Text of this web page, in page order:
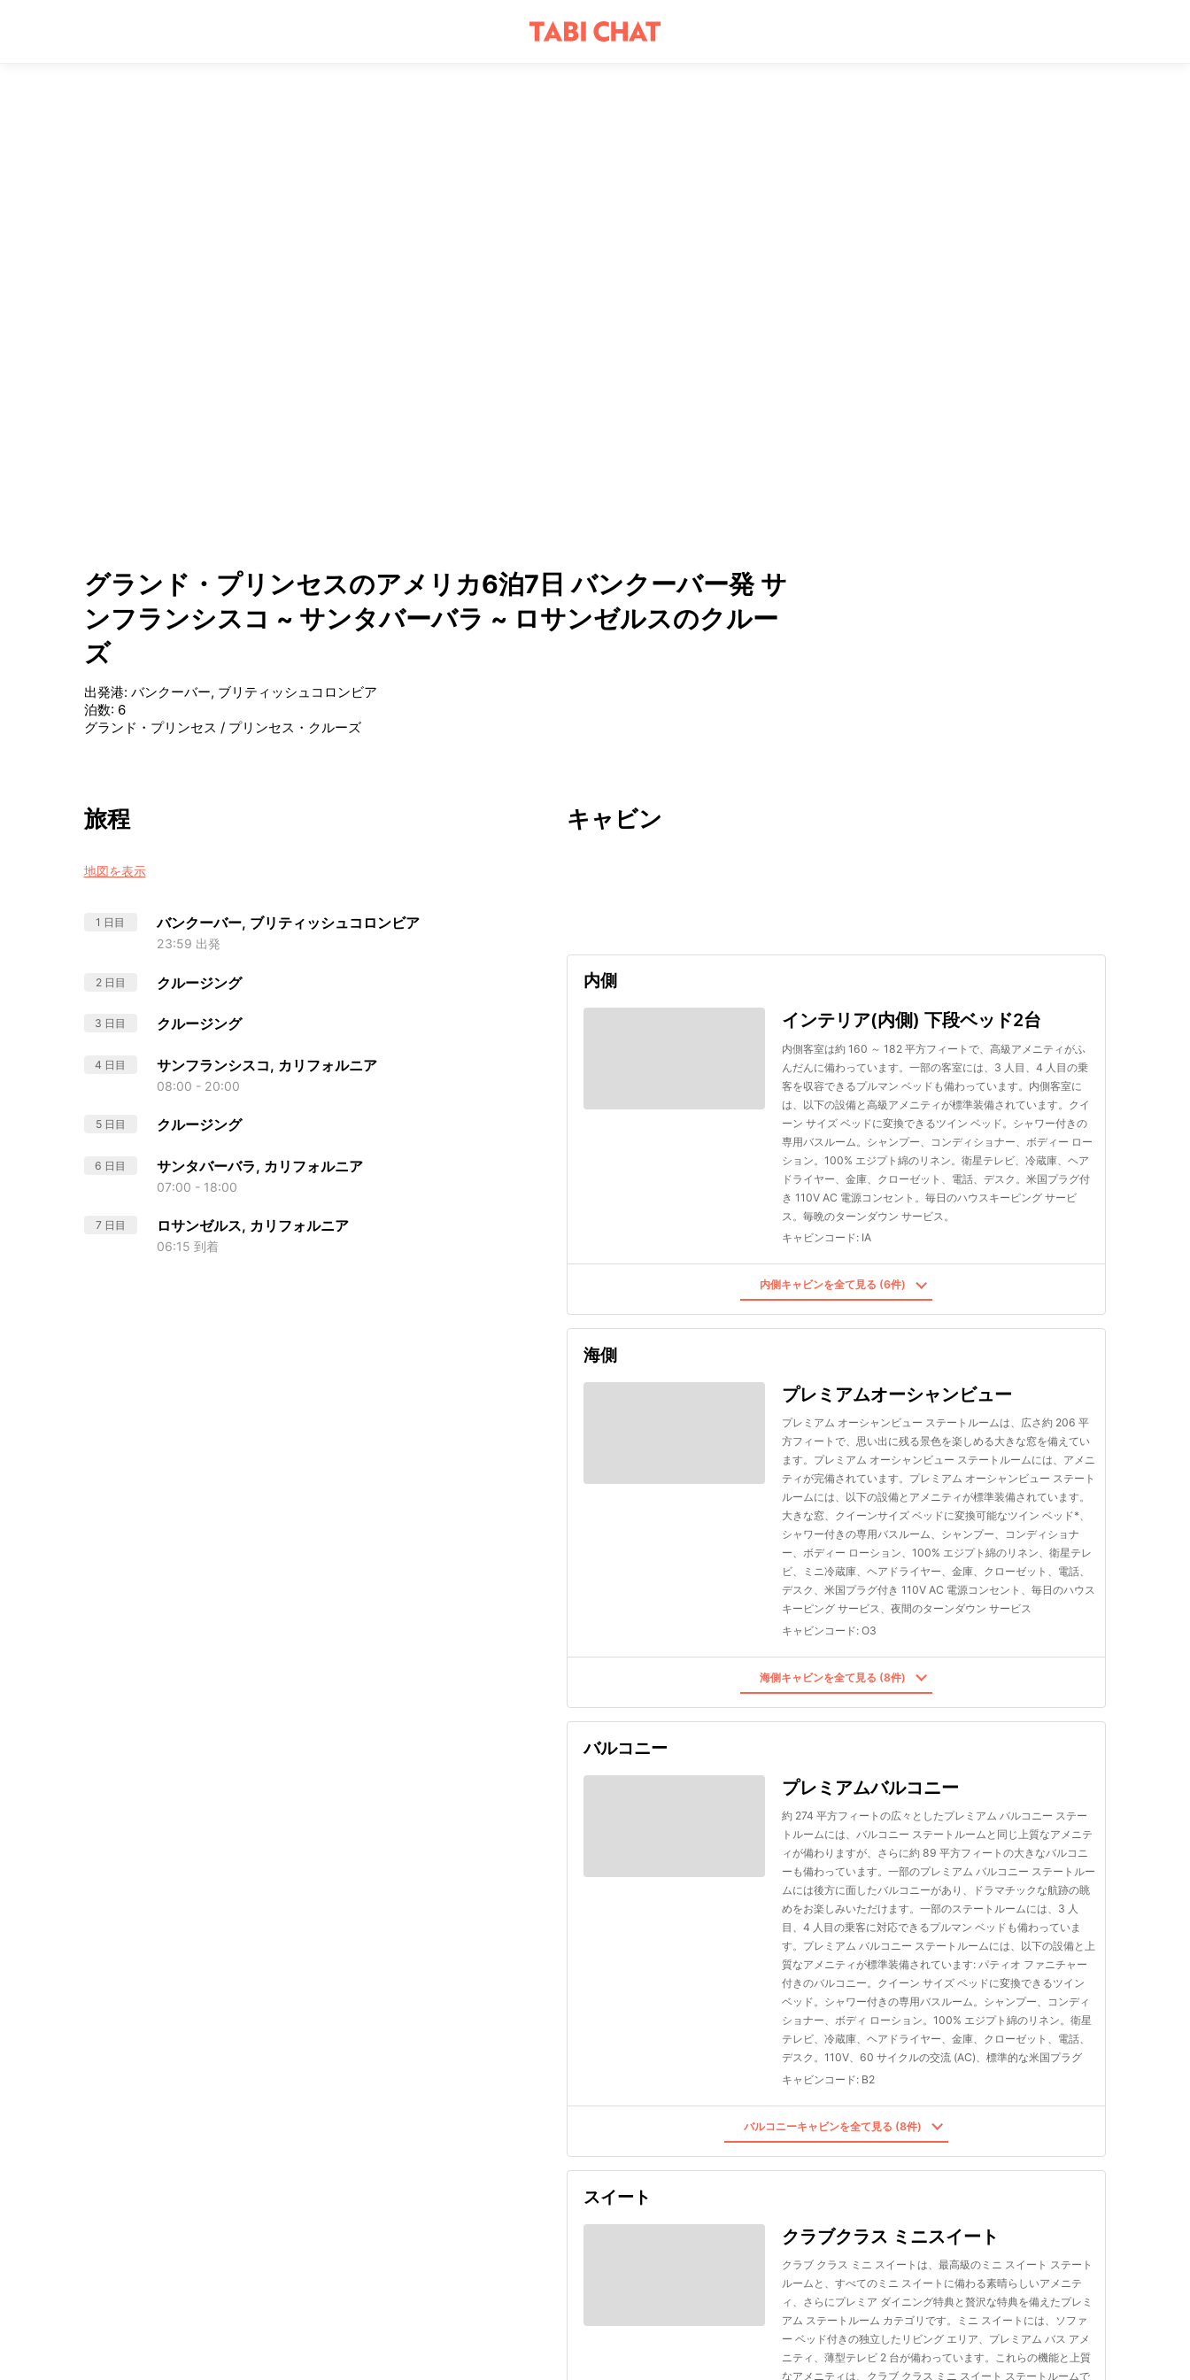
グランド・プリンセスのアメリカ6泊7日 バンクーバー発 サ
ンフランシスコ ~ サンタバーバラ ~ ロサンゼルスのクルー
ズ
出発港: バンクーバー, ブリティッシュコロンビア
泊数: 6
グランド・プリンセス / プリンセス・クルーズ
旅程
地図を表示
1 日目 バンクーバー, ブリティッシュコロンビア
23:59 出発
2 日目 クルージング
3 日目 クルージング
4 日目 サンフランシスコ, カリフォルニア
08:00 - 20:00
5 日目 クルージング
6 日目 サンタバーバラ, カリフォルニア
07:00 - 18:00
7 日目 ロサンゼルス, カリフォルニア
06:15 到着
キャビン
内側
インテリア(内側) 下段ベッド2台
内側客室は約 160 ～ 182 平方フィートで、高級アメニティがふ
んだんに備わっています。一部の客室には、3 人目、4 人目の乗
客を収容できるプルマン ベッドも備わっています。内側客室に
は、以下の設備と高級アメニティが標準装備されています。クイ
ーン サイズ ベッドに変換できるツイン ベッド。シャワー付きの
専用バスルーム。シャンプー、コンディショナー、ボディー ロー
ション。100% エジプト綿のリネン。衛星テレビ、冷蔵庫、ヘア
ドライヤー、金庫、クローゼット、電話、デスク。米国プラグ付
き 110V AC 電源コンセント。毎日のハウスキーピング サービ
ス。毎晩のターンダウン サービス。
キャビンコード: IA
内側キャビンを全て見る (6件)
海側
プレミアムオーシャンビュー
プレミアム オーシャンビュー ステートルームは、広さ約 206 平
方フィートで、思い出に残る景色を楽しめる大きな窓を備えてい
ます。プレミアム オーシャンビュー ステートルームには、アメニ
ティが完備されています。プレミアム オーシャンビュー ステート
ルームには、以下の設備とアメニティが標準装備されています。
大きな窓、クイーンサイズ ベッドに変換可能なツイン ベッド*、
シャワー付きの専用バスルーム、シャンプー、コンディショナ
ー、ボディー ローション、100% エジプト綿のリネン、衛星テレ
ビ、ミニ冷蔵庫、ヘアドライヤー、金庫、クローゼット、電話、
デスク、米国プラグ付き 110V AC 電源コンセント、毎日のハウス
キーピング サービス、夜間のターンダウン サービス
キャビンコード: O3
海側キャビンを全て見る (8件)
バルコニー
プレミアムバルコニー
約 274 平方フィートの広々としたプレミアム バルコニー ステー
トルームには、バルコニー ステートルームと同じ上質なアメニテ
ィが備わりますが、さらに約 89 平方フィートの大きなバルコニ
ーも備わっています。一部のプレミアム バルコニー ステートルー
ムには後方に面したバルコニーがあり、ドラマチックな航跡の眺
めをお楽しみいただけます。一部のステートルームには、3 人
目、4 人目の乗客に対応できるプルマン ベッドも備わっていま
す。プレミアム バルコニー ステートルームには、以下の設備と上
質なアメニティが標準装備されています: パティオ ファニチャー
付きのバルコニー。クイーン サイズ ベッドに変換できるツイン
ベッド。シャワー付きの専用バスルーム。シャンプー、コンディ
ショナー、ボディ ローション。100% エジプト綿のリネン。衛星
テレビ、冷蔵庫、ヘアドライヤー、金庫、クローゼット、電話、
デスク。110V、60 サイクルの交流 (AC)、標準的な米国プラグ
キャビンコード: B2
バルコニーキャビンを全て見る (8件)
スイート
クラブクラス ミニスイート
クラブ クラス ミニ スイートは、最高級のミニ スイート ステート
ルームと、すべてのミニ スイートに備わる素晴らしいアメニテ
ィ、さらにプレミア ダイニング特典と贅沢な特典を備えたプレミ
アム ステートルーム カテゴリです。ミニ スイートには、ソファ
ー ベッド付きの独立したリビング エリア、プレミアム バス アメ
ニティ、薄型テレビ 2 台が備わっています。これらの機能と上質
なアメニティは、クラブ クラス ミニ スイート ステートルームで